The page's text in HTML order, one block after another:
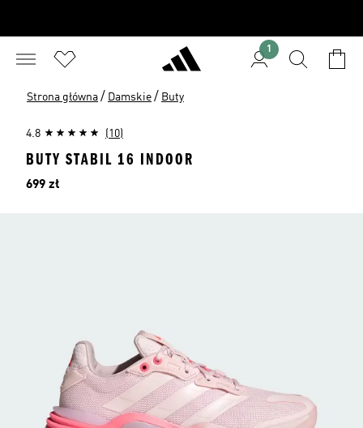
1
Strona główna / Damskie / Buty
4.8 (10)
BUTY STABIL 16 INDOOR
Cena
699 zł